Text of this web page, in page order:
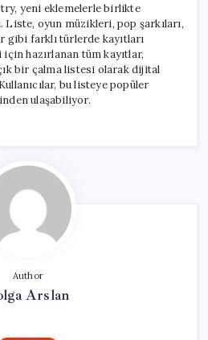
yeni eklemelerle birlikte
Liste, oyun müzikleri, pop şarkıları,
gibi farklı türlerde kayıtları
hazırlanan tüm kayıtlar,
bir çalma listesi olarak dijital
bu listeye popüler
ulaşabiliyor.
Author
Arslan